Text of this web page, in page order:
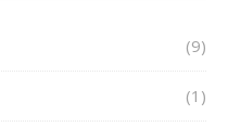
(9)
(1)